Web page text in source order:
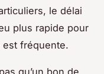
le délai
plus rapide pour
est fréquente.
qu’un bon de